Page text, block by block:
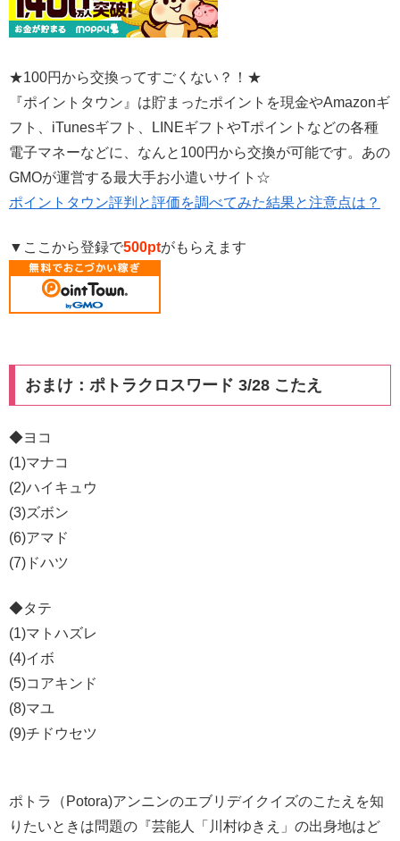
★100円から交換ってすごくない？！★
『ポイントタウン』は貯まったポイントを現金やAmazonギ
フト、iTunesギフト、LINEギフトやTポイントなどの各種
電子マネーなどに、なんと100円から交換が可能です。あの
GMOが運営する最大手お小遣いサイト☆
ポイントタウン評判と評価を調べてみた結果と注意点は？
▼ここから登録で500ptがもらえます
おまけ：ポトラクロスワード 3/28 こたえ
◆ヨコ
(1)マナコ
(2)ハイキュウ
(3)ズボン
(6)アマド
(7)ドハツ
◆タテ
(1)マトハズレ
(4)イボ
(5)コアキンド
(8)マユ
(9)チドウセツ
ポトラ（Potora)アンニンのエブリデイクイズのこたえを知
りたいときは問題の『芸能人「川村ゆきえ」の出身地はど